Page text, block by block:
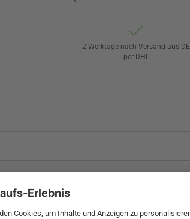
2 Werktage nach Versand aus DE
per DHL